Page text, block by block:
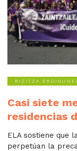
BIZITZA
Casi siete
residencias
ELA sostiene que
perpetúan la